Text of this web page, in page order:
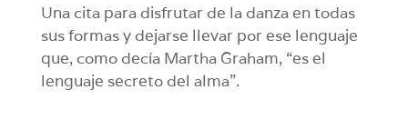
Una cita para disfrutar de la danza en todas
sus formas y dejarse llevar por ese lenguaje
que, como decía Martha Graham, “es el
lenguaje secreto del alma”.